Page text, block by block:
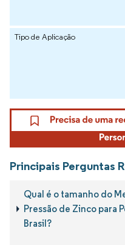
Tipo de Aplicação
Principais Perguntas
Qual é o tamanho do
Pressão de Zinco para
Brasil?